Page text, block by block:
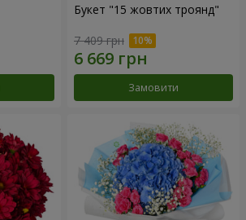
Букет "15 жовтих троянд"
7 409 грн
Замовити